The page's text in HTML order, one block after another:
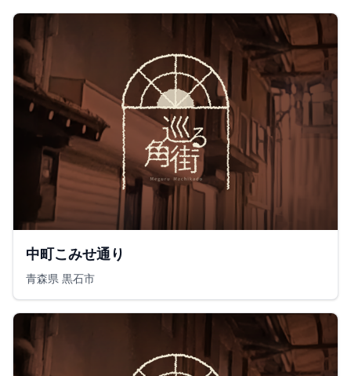
中町こみせ通り
青森県 黒石市